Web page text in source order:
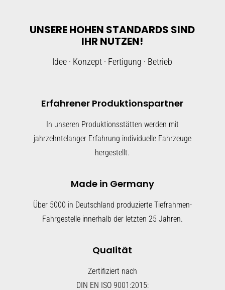
UNSERE HOHEN STANDARDS SIND
IHR NUTZEN!
Idee · Konzept · Fertigung · Betrieb
Erfahrener Produktionspartner
In unseren Produktionsstätten werden mit
jahrzehntelanger Erfahrung individuelle Fahrzeuge
hergestellt.
Made in Germany
Über 5000 in Deutschland produzierte Tiefrahmen-
Fahrgestelle innerhalb der letzten 25 Jahren.
Qualität
Zertifiziert nach
DIN EN ISO 9001:2015: